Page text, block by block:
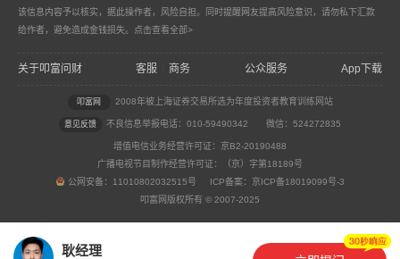
耿经理
该信息内容予以核实，据此操作者，风险自担。同时提醒网友提高风险意识，请勿私下汇款
给作者，避免造成金钱损失。 点击查看全部>
关于叩富问财 客服 商务 公众服务 App下载
叩富网 2008年被上海证券交易所选为年度投资者教育训练网站
意见反馈 不良信息举报电话：010-59490342 微信：524272835
增值电信业务经营许可证：京B2-20190488
广播电视节目制作经营许可证：（京）字第18189号
公网安备：11010802032515号 ICP备案：京ICP备18019099号-3
叩富网版权所有 © 2007-2025